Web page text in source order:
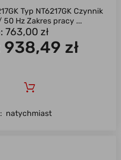
Typ NT6217GK Czynnik
Hz Zakres pracy ...
763,00 zł
938,49 zł
natychmiast